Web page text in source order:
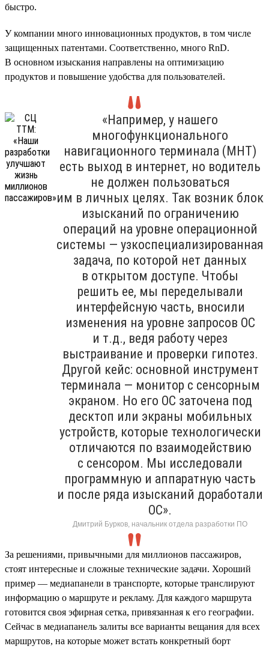
быстро.
У компании много инновационных продуктов, в том числе
защищенных патентами. Соответственно, много RnD.
В основном изыскания направлены на оптимизацию
продуктов и повышение удобства для пользователей.
«Например, у нашего
многофункционального
навигационного терминала (МНТ)
есть выход в интернет, но водитель
не должен пользоваться
им в личных целях. Так возник блок
изысканий по ограничению
операций на уровне операционной
системы — узкоспециализированная
задача, по которой нет данных
в открытом доступе. Чтобы
решить ее, мы переделывали
интерфейсную часть, вносили
изменения на уровне запросов ОС
и т.д., ведя работу через
выстраивание и проверки гипотез.
Другой кейс: основной инструмент
терминала — монитор с сенсорным
экраном. Но его ОС заточена под
десктоп или экраны мобильных
устройств, которые технологически
отличаются по взаимодействию
с сенсором. Мы исследовали
программную и аппаратную часть
и после ряда изысканий доработали
ОС».
Дмитрий Бурков, начальник отдела разработки ПО
За решениями, привычными для миллионов пассажиров,
стоят интересные и сложные технические задачи. Хороший
пример — медиапанели в транспорте, которые транслируют
информацию о маршруте и рекламу. Для каждого маршрута
готовится своя эфирная сетка, привязанная к его географии.
Сейчас в медиапанель залиты все варианты вещания для всех
маршрутов, на которые может встать конкретный борт